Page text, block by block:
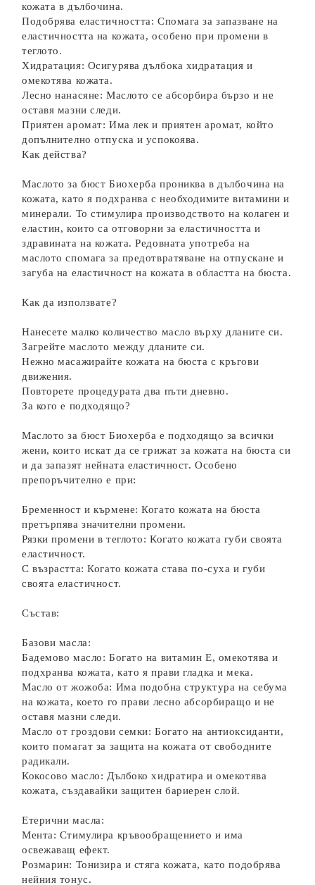
кожата в дълбочина.
Подобрява еластичността: Спомага за запазване на
еластичността на кожата, особено при промени в
теглото.
Хидратация: Осигурява дълбока хидратация и
омекотява кожата.
Лесно нанасяне: Маслото се абсорбира бързо и не
оставя мазни следи.
Приятен аромат: Има лек и приятен аромат, който
допълнително отпуска и успокоява.
Как действа?
Маслото за бюст Биохерба прониква в дълбочина на
кожата, като я подхранва с необходимите витамини и
минерали. То стимулира производството на колаген и
еластин, които са отговорни за еластичността и
здравината на кожата. Редовната употреба на
маслото спомага за предотвратяване на отпускане и
загуба на еластичност на кожата в областта на бюста.
Как да използвате?
Нанесете малко количество масло върху дланите си.
Загрейте маслото между дланите си.
Нежно масажирайте кожата на бюста с кръгови
движения.
Повторете процедурата два пъти дневно.
За кого е подходящо?
Маслото за бюст Биохерба е подходящо за всички
жени, които искат да се грижат за кожата на бюста си
и да запазят нейната еластичност. Особено
препоръчително е при:
Бременност и кърмене: Когато кожата на бюста
претърпява значителни промени.
Рязки промени в теглото: Когато кожата губи своята
еластичност.
С възрастта: Когато кожата става по-суха и губи
своята еластичност.
Състав:
Базови масла:
Бадемово масло: Богато на витамин Е, омекотява и
подхранва кожата, като я прави гладка и мека.
Масло от жожоба: Има подобна структура на себума
на кожата, което го прави лесно абсорбиращо и не
оставя мазни следи.
Масло от гроздови семки: Богато на антиоксиданти,
които помагат за защита на кожата от свободните
радикали.
Кокосово масло: Дълбоко хидратира и омекотява
кожата, създавайки защитен бариерен слой.
Етерични масла:
Мента: Стимулира кръвообращението и има
освежаващ ефект.
Розмарин: Тонизира и стяга кожата, като подобрява
нейния тонус.